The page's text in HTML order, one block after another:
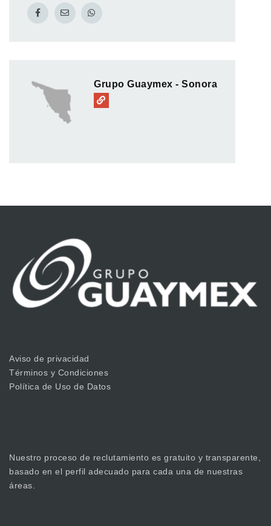
Grupo Guaymex - Sonora
Aviso de privacidad
Términos y Condiciones
Política de Uso de Datos
Nuestro proceso de reclutamiento es gratuito y transparente,
basado en el perfil adecuado para cada una de nuestras
áreas.